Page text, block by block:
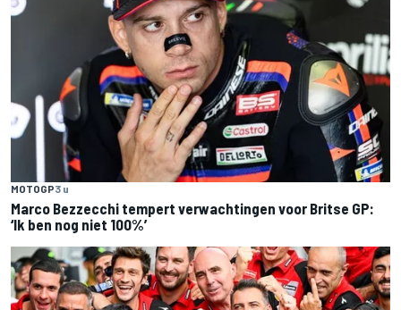
MOTOGP3 u
Marco Bezzecchi tempert verwachtingen voor Britse GP:
‘Ik ben nog niet 100%’